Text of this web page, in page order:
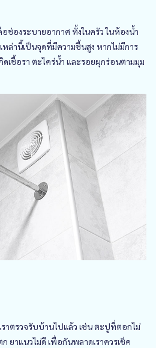
ช่องระบายอากาศ ทั้งในครัว ในห้องน้ำ
ล่านี้เป็นจุดที่มีความชื้นสูง หากไม่มีการ
เชื้อรา ตะไคร่น้ำ และรอยผุกร่อนตามมุม
าตรวจรับบ้านไปแล้ว เช่น ตะปูที่ตอกไม่
ยาแนวไม่ดี เพื่อกันพลาดเราควรเช็ค